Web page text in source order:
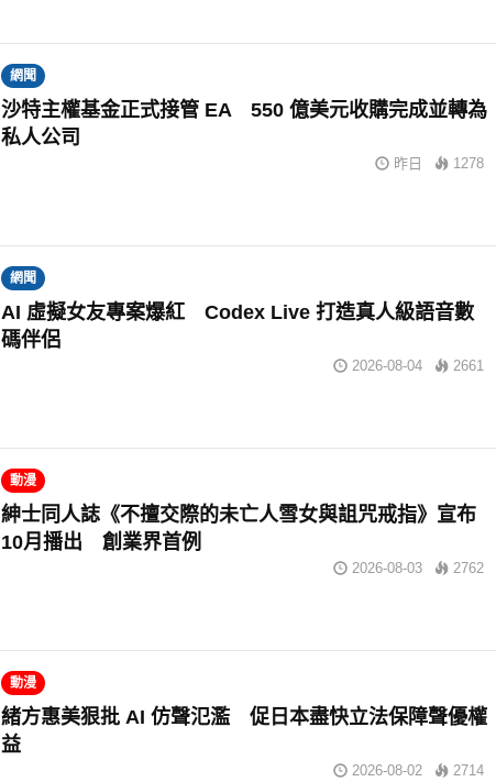
網聞
沙特主權基金正式接管 EA 550 億美元收購完成並轉為
私人公司
昨日 1278
網聞
AI 虛擬女友專案爆紅 Codex Live 打造真人級語音數
碼伴侶
2026-08-04 2661
動漫
紳士同人誌《不擅交際的未亡人雪女與詛咒戒指》宣布
10月播出 創業界首例
2026-08-03 2762
動漫
緒方惠美狠批 AI 仿聲氾濫 促日本盡快立法保障聲優權
益
2026-08-02 2714